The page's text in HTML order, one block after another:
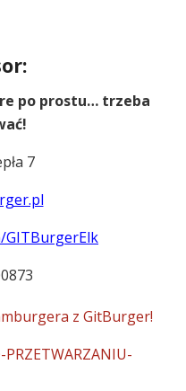
po prostu… trzeba
7
GITBurgerElk
z GitBurger!
PRZETWARZANIU-